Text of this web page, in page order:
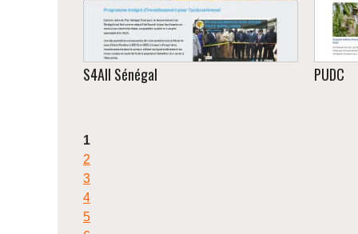
S4All Sénégal PUDC
1
2
3
4
5